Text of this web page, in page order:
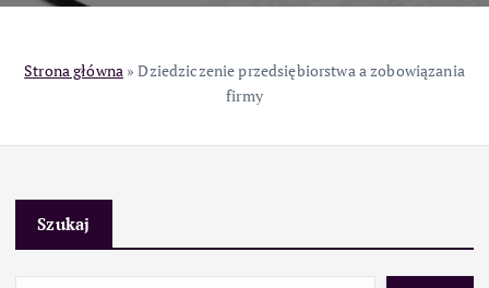
c
Strona główna »Dziedziczenie przedsiębiorstwa a zobowiązania
firmy
Szukaj